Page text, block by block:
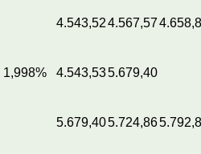
4.543,524.567,57
1,998% 4.543,535.679,40
5.679,405.724,86